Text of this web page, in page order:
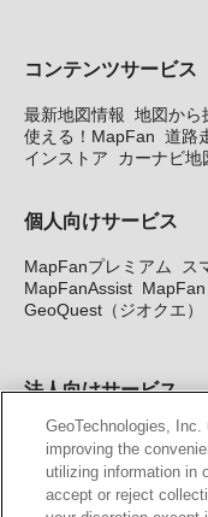
コンテンツサービス
最新地図情報 地図から
使える！MapFan 道路
インストア
カーナビ地
個人向けサービス
MapFanプレミアム
ス
MapFanAssist
GeoQuest（ジオクエ）
法人向けサービス
法人向け地図・位置情
図API Windows PC向
サービス
MAP
GeoTechnologies,
improving the
utilizing information in
accept or reject